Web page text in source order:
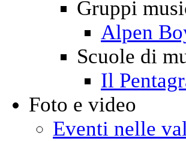
Gruppi
Alpen
Scuole di
Il
Foto e video
Eventi nelle